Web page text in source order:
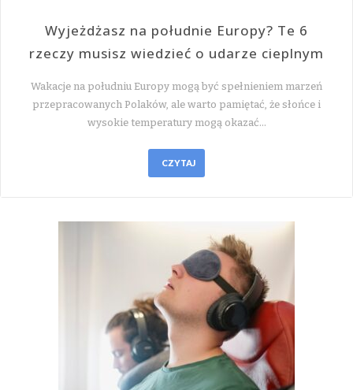
Wyjeżdżasz na południe Europy? Te 6
rzeczy musisz wiedzieć o udarze cieplnym
Wakacje na południu Europy mogą być spełnieniem marzeń
przepracowanych Polaków, ale warto pamiętać, że słońce i
wysokie temperatury mogą okazać…
CZYTAJ